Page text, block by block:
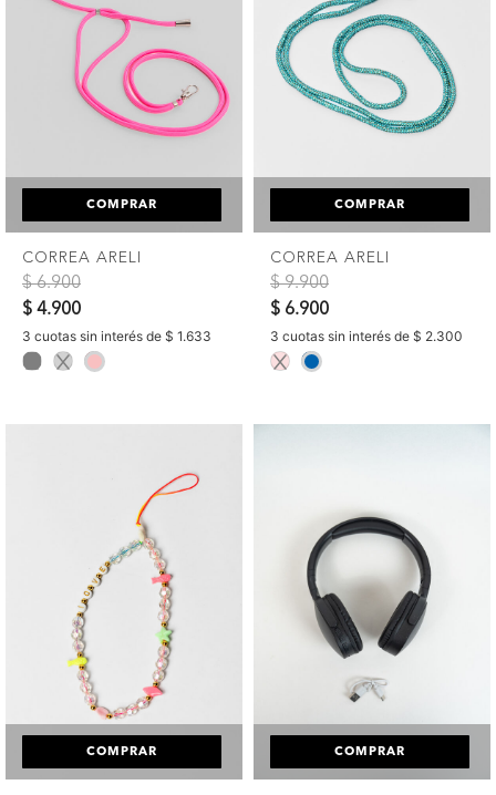
COMPRAR
CORREA ARELI
Precio reducido de
$ 6.900a
$ 4.900
3 cuotas sin interés de $ 1.633
COMPRAR
CORREA ARELI
Precio reducido de
$ 9.900a
$ 6.900
3 cuotas sin interés de $ 2.300
COMPRAR COMPRAR